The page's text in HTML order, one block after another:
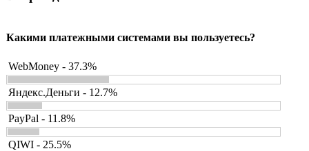
Какими платежными системами вы пользуетесь?
WebMoney - 37.3%
Яндекс.Деньги - 12.7%
PayPal - 11.8%
QIWI - 25.5%